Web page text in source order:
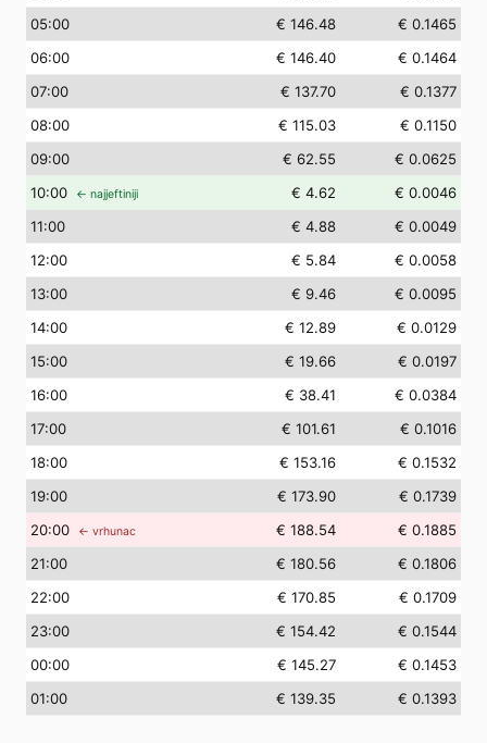
05:00 € 146.48
€ 0.1465
06:00 € 146.40
€ 0.1464
07:00 € 137.70
€ 0.1377
08:00 € 115.03
€ 0.1150
09:00 € 62.55
€ 0.0625
10:00 ← najjeftiniji € 4.62
€ 0.0046
11:00 € 4.88
€ 0.0049
12:00 € 5.84
€ 0.0058
13:00 € 9.46
€ 0.0095
14:00 € 12.89
€ 0.0129
15:00 € 19.66
€ 0.0197
16:00 € 38.41
€ 0.0384
17:00 € 101.61
€ 0.1016
18:00 € 153.16
€ 0.1532
19:00 € 173.90
€ 0.1739
20:00 ← vrhunac € 188.54
€ 0.1885
21:00 € 180.56
€ 0.1806
22:00 € 170.85
€ 0.1709
23:00 € 154.42
€ 0.1544
00:00 € 145.27
€ 0.1453
01:00 € 139.35 € 0.1393